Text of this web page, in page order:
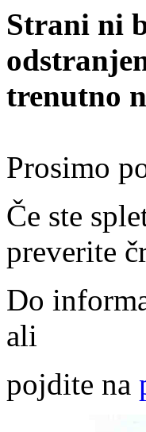
Strani ni
trenutno
Prosimo
Če ste
preverite
Do
ali
pojdite na